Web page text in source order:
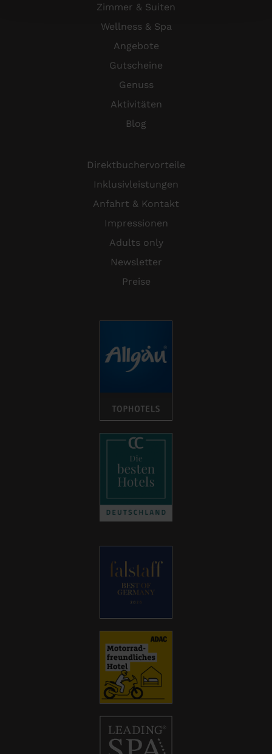
Zimmer & Suiten
Wellness & Spa
Angebote
Gutscheine
Genuss
Aktivitäten
Blog
Direktbuchervorteile
Inklusivleistungen
Anfahrt & Kontakt
Impressionen
Adults only
Newsletter
Preise